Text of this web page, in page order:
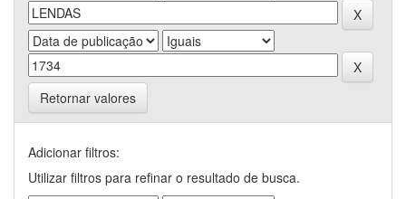
Retornar valores
Adicionar filtros:
Utilizar filtros para refinar o resultado de busca.